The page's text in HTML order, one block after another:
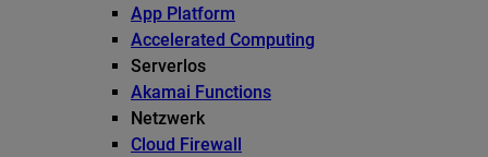
App Platform
Accelerated Computing
Serverlos
Akamai Functions
Netzwerk
Cloud Firewall